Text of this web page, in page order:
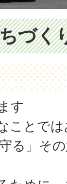
づく
す
ことで
る」そ